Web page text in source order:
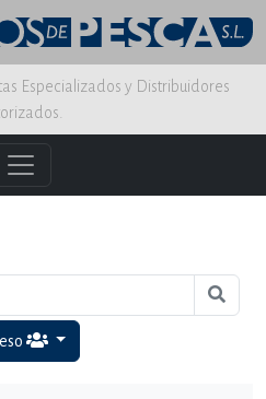
Especializados y Distribuidores